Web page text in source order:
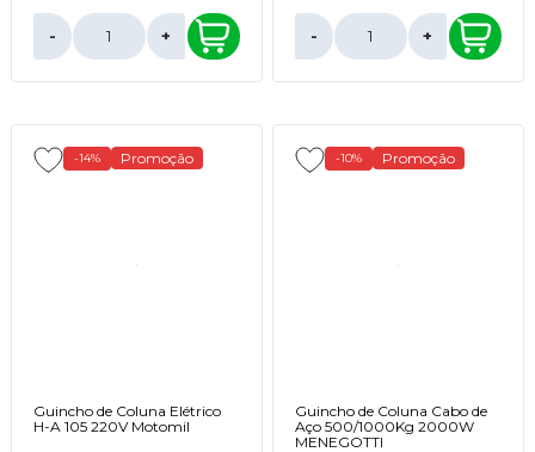
- + - +
-14% Promoção
Guincho de Coluna Elétrico
H-A 105 220V Motomil
-10% Promoção
Guincho de Coluna Cabo de
Aço 500/1000Kg 2000W
MENEGOTTI